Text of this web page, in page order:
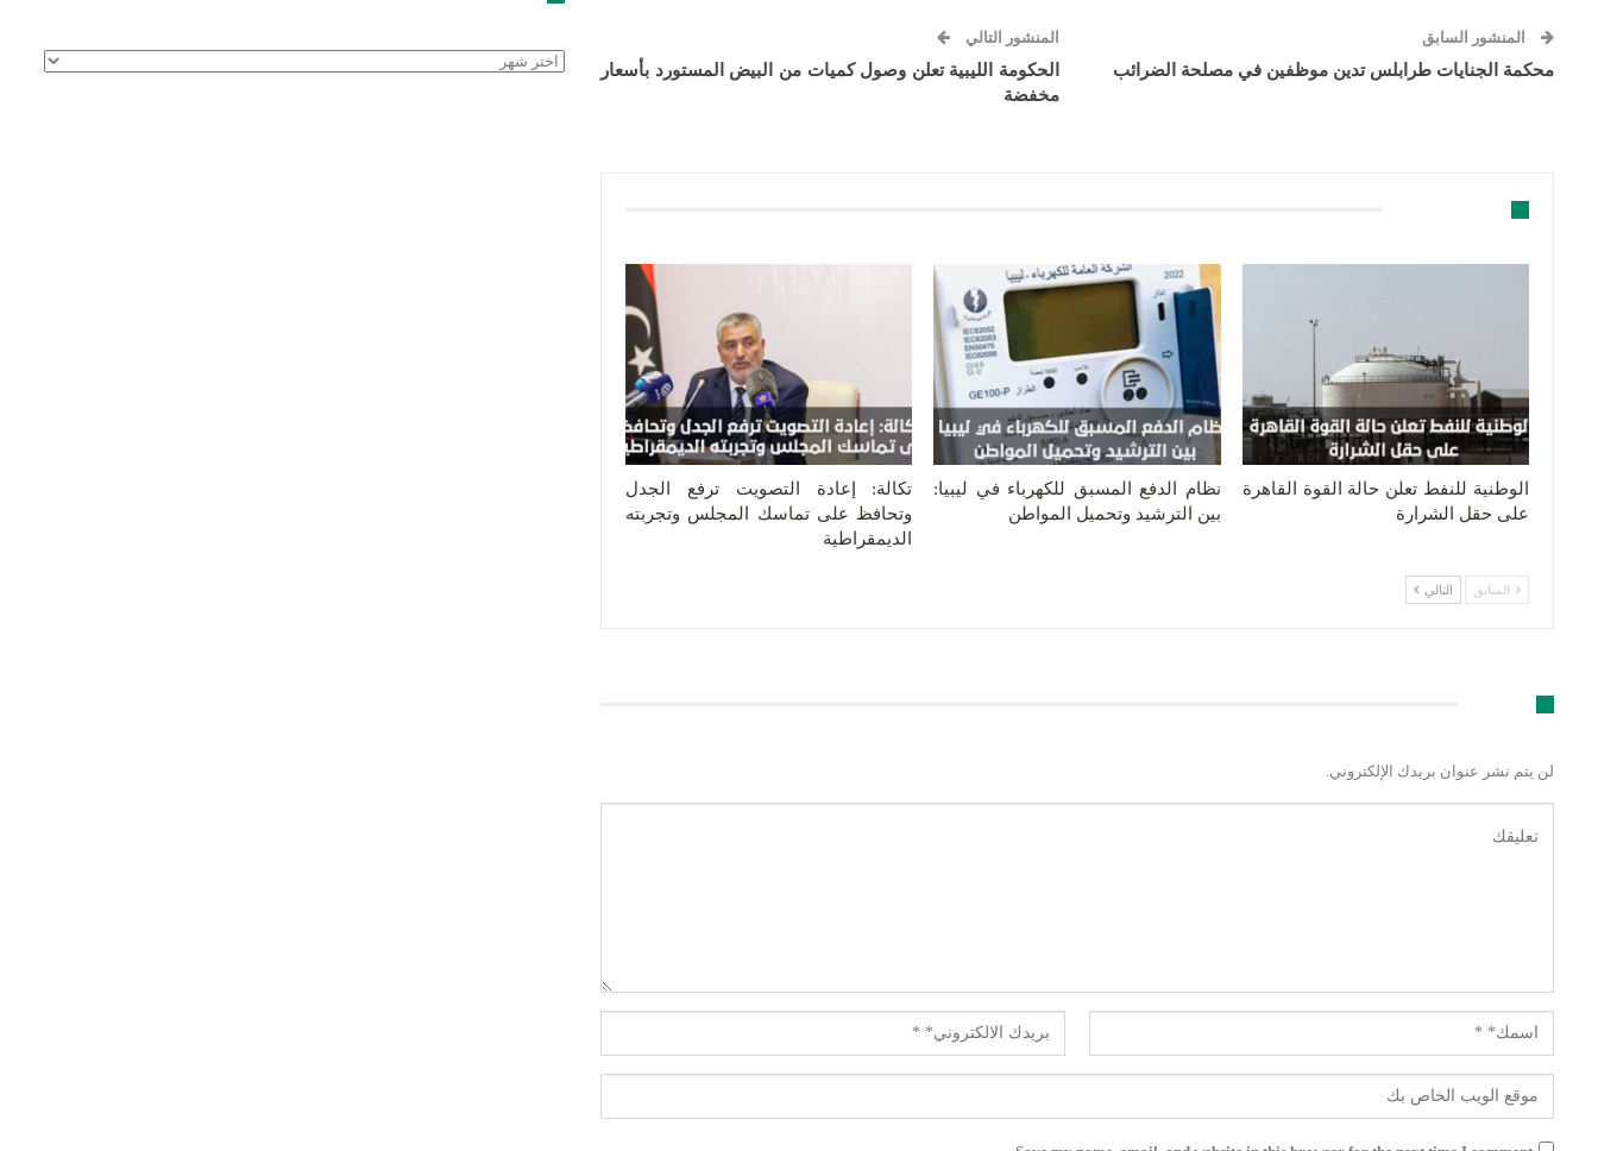
المنشور السابق
محكمة الجنايات طرابلس تدين موظفين في مصلحة الضرائب
المنشور التالي
الحكومة الليبية تعلن وصول كميات من البيض المستورد بأسعار
مخفضة
الوطنية للنفط تعلن حالة القوة القاهرة
على حقل الشرارة
نظام الدفع المسبق للكهرباء في ليبيا:
بين الترشيد وتحميل المواطن
تكالة: إعادة التصويت ترفع الجدل
وتحافظ على تماسك المجلس وتجربته
الديمقراطية
السابق التالي
لن يتم نشر عنوان بريدك الإلكتروني.
الأرشيف